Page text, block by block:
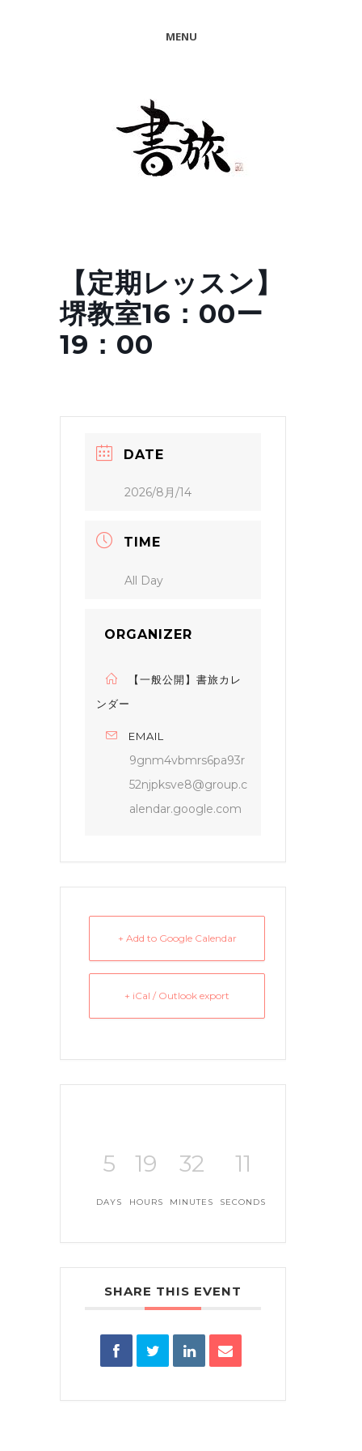
MENU
【定期レッスン】
堺教室16：00ー
19：00
DATE
2026/8月/14
TIME
All Day
ORGANIZER
【一般公開】書旅カレ
ンダー
EMAIL
9gnm4vbmrs6pa93r
52njpksve8@group.c
alendar.google.com
+ Add to Google Calendar
+ iCal / Outlook export
5
DAYS
19
HOURS
32
MINUTES
11
SECONDS
SHARE THIS EVENT